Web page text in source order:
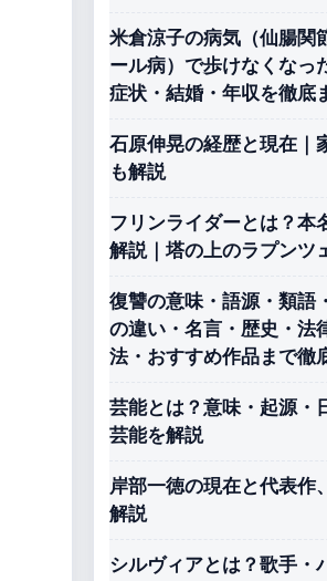
米倉涼子の病気（仙腸関
ール病）で歩けなくなっ
症状・結婚・年収を徹底
石原伸晃の経歴と現在｜
も解説
フリンライダーとは？本
解説｜塔の上のラプンツ
復讐の意味・語源・類語
の違い・名言・歴史・法
法・おすすめ作品まで徹
芸能とは？意味・起源・
芸能を解説
岸部一徳の現在と代表作
解説
シルヴィアとは？歌手・